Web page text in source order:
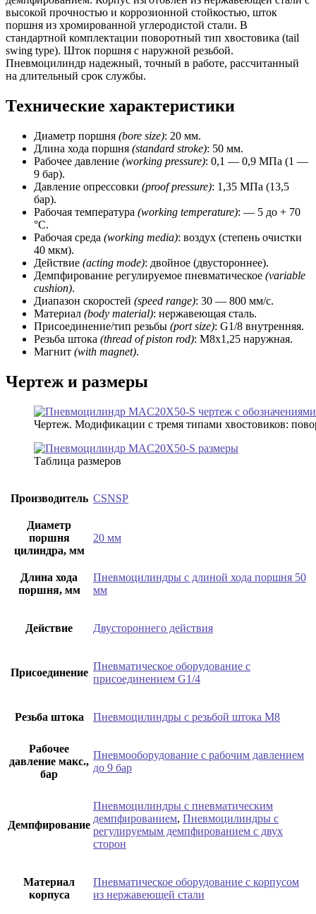
мм,
магнит)
CSNSP
высокой прочностью и коррозионной стойкостью, шток
поршня из хромированной углеродистой стали. В
стандартной комплектации поворотный тип хвостовика (tail
swing type). Шток поршня с наружной резьбой.
Пневмоцилиндр надежный, точный в работе, рассчитанный
на длительный срок службы.
Технические характеристики
Диаметр поршня (bore size): 20 мм.
Длина хода поршня (standard stroke): 50 мм.
Рабочее давление (working pressure): 0,1 — 0,9 МПа (1 —
9 бар).
Давление опрессовки (proof pressure): 1,35 МПа (13,5
бар).
Рабочая температура (working temperature): — 5 до + 70
°C.
Рабочая среда (working media): воздух (степень очистки
40 мкм).
Действие (acting mode): двойное (двустороннее).
Демпфирование регулируемое пневматическое (variable
cushion).
Диапазон скоростей (speed range): 30 — 800 мм/с.
Материал (body material): нержавеющая сталь.
Присоединение/тип резьбы (port size): G1/8 внутренняя.
Резьба штока (thread of piston rod): М8х1,25 наружная.
Магнит (with magnet).
Чертеж и размеры
Чертеж. Модификации с тремя типами хвостовиков:
Таблица размеров
Производитель CSNSP
Диаметр
поршня
цилиндра, мм
20 мм
Длина хода
поршня, мм
Пневмоцилиндры с длиной хода поршня 50
мм
Действие Двустороннего действия
Присоединение
Пневматическое оборудование с
присоединением G1/4
Резьба штока Пневмоцилиндры с резьбой штока М8
Рабочее
давление макс.,
бар
Пневмооборудование с рабочим давлением
до 9 бар
Демпфирование
Пневмоцилиндры с пневматическим
демпфированием, Пневмоцилиндры с
регулируемым демпфированием с двух
сторон
Материал
корпуса
Пневматическое оборудование с корпусом
из нержавеющей стали